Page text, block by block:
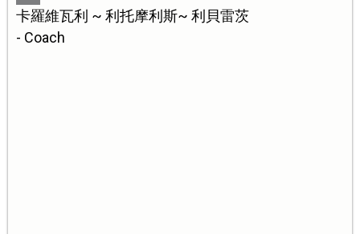
卡羅維瓦利 ~ 利托摩利斯~ 利貝雷茨
- Coach